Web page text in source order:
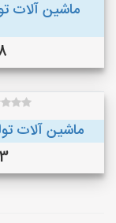
ماشین آلات
ماشین آلات